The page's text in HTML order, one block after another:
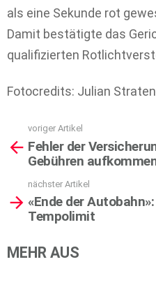
als eine Sekunde rot
Damit bestätigte das
qualifizierten
Fotocredits: Julian
more
voriger Artikel
Fehler der
Gebühren
nächster Artikel
«Ende der
Tempolimit
MEHR AUS